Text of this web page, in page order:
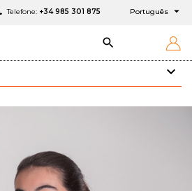
Telefone: +34 985 301 875 Português 
